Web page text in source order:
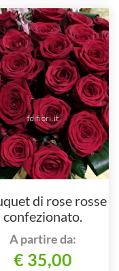
di rose rosse
confezionato.
A partire da:
€ 35,00